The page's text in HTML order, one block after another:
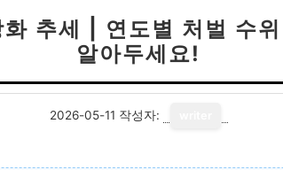
추세 | 연도별 처벌 수
알아두세요!
2026-05-11 작성자: